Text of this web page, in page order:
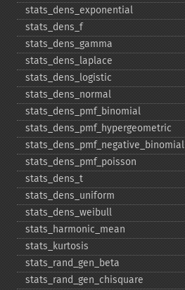
stats_​dens_​exponential
stats_​dens_​f
stats_​dens_​gamma
stats_​dens_​laplace
stats_​dens_​logistic
stats_​dens_​normal
stats_​dens_​pmf_​binomial
stats_​dens_​pmf_​hypergeometric
stats_​dens_​pmf_​negative_​binomial
stats_​dens_​pmf_​poisson
stats_​dens_​t
stats_​dens_​uniform
stats_​dens_​weibull
stats_​harmonic_​mean
stats_​kurtosis
stats_​rand_​gen_​beta
stats_​rand_​gen_​chisquare